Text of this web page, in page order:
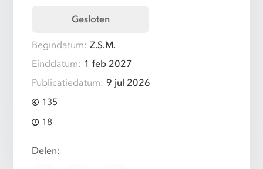
Gesloten
Begindatum: Z.S.M.
Einddatum: 1 feb 2027
Publicatiedatum: 9 jul 2026
135
18
Delen: